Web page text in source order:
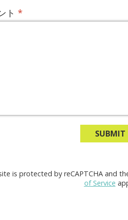
ト *
is protected by reCAPTCHA and
of Service